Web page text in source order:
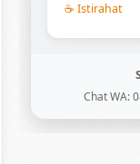
☕ Istirahat
Chat WA: